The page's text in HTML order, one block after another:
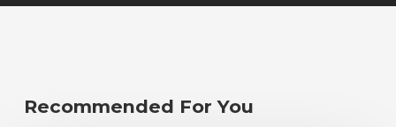
Recommended For You